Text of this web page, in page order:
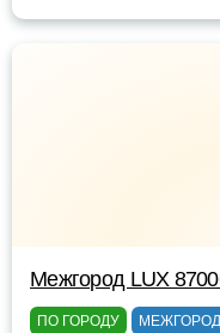
Межгород LUX
ПО ГОРОДУ МЕЖГОРОД